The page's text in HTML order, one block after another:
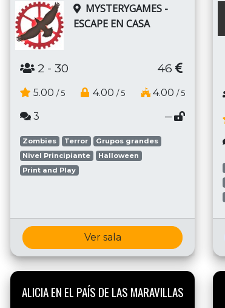
MYSTERYGAMES -
ESCAPE EN CASA
2 - 30 46
5.00 / 5 4.00 / 5 4.00 / 5
3 ─
Zombies Terror
Grupos grandes
Nivel Principiante
Halloween
Print and Play
Ver sala
ALICIA EN EL PAÍS DE LAS MARAVILLAS